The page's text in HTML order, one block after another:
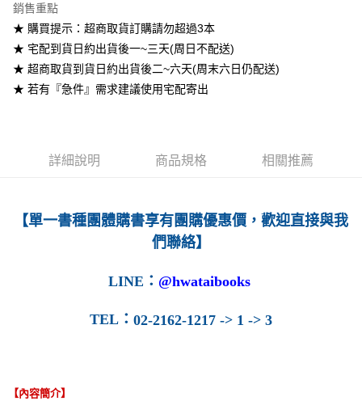
7-11取貨付款
每筆NT$60
宅配-台灣本島
每筆NT$160
銷售重點
★ 購買提示：超商取貨訂購請勿超過3本
★ 宅配到貨日約出貨後一~三天(周日不配送)
★ 超商取貨到貨日約出貨後二~六天(周末六日仍配送)
★ 若有『急件』需求建議使用宅配寄出
詳細說明 商品規格 相關推薦
【單一書種團體購書享有團購優惠價，歡迎直接與我
們聯絡】
LINE ： @hwataibooks
TEL ： 02-2162-1217 -> 1 -> 3
【內容簡介】